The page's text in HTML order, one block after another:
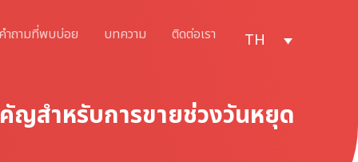
ำถามที่พบบ่อย บทความ ติดต่อเรา TH
ญสำหรับการขายช่วงวันหยุด